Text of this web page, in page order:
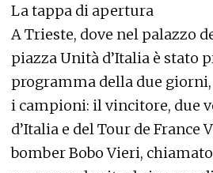
La tappa di apertura
A Trieste, dove nel palazzo
piazza Unità d’Italia è stato
programma della due
i campioni: il vincitore, due
d’Italia e del Tour de France
bomber Bobo Vieri,